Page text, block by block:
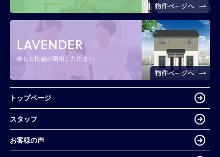
トップページ
スタッフ
お客様の声